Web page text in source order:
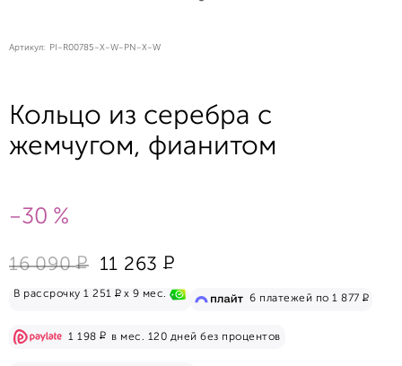
Артикул: PI-R00785-X-W-PN-X-W
Кольцо из серебра с
жемчугом, фианитом
-30 %
16 090 Р 11 263 Р
В рассрочку 1 251 Рx 9 мес. 6 платежей по 1 877 Р
1 198 Рв мес. 120 дней без процентов